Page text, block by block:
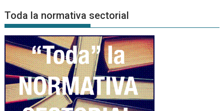
Noticias
Toda la normativa sectorial